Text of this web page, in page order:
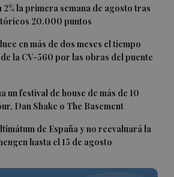
2% la primera semana de agosto tras
20.000 puntos
en más de dos meses el tiempo
la CV-560 por las obras del puente
un festival de house de más de 10
Dan Shake o The Basement
de España y no reevaluará la
hasta el 15 de agosto